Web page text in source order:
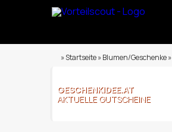
» Startseite » Blumen/Geschenke »
GESCHENKIDEE.AT
AKTUELLE GUTSCHEINE